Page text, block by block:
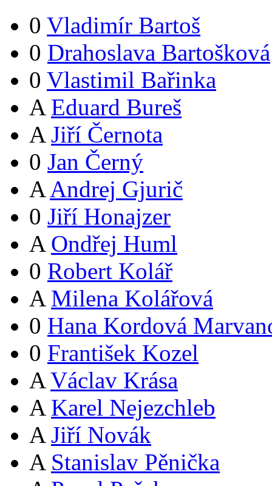
0 Vladimír Bartoš
0 Drahoslava Bartošková
0 Vlastimil Bařinka
A Eduard Bureš
A Jiří Černota
0 Jan Černý
A Andrej Gjurič
0 Jiří Honajzer
A Ondřej Huml
0 Robert Kolář
A Milena Kolářová
0 Hana Kordová
0 František Kozel
A Václav Krása
A Karel Nejezchleb
A Jiří Novák
A Stanislav Pěnička